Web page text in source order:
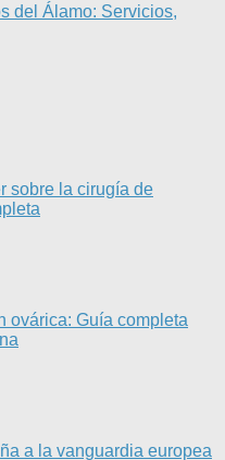
del Álamo: Servicios,
sobre la cirugía de
ovárica: Guía completa
a la vanguardia europea